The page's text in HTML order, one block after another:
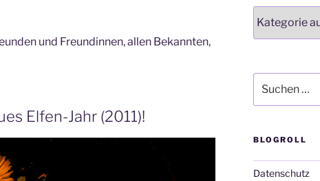
und Freundinnen, allen Bekannten,
Elfen-Jahr (2011)!
nach:
BLOGROLL
Datenschutz